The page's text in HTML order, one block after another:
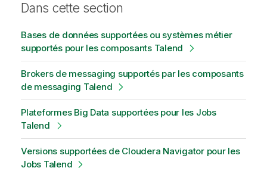
Dans cette section
Bases de données supportées ou systèmes métier
supportés pour les composants Talend
Brokers de messaging supportés par les composants
de messaging Talend
Plateformes Big Data supportées pour les Jobs
Talend
Versions supportées de Cloudera Navigator pour les
Jobs Talend